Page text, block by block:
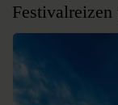
Festivalreizen